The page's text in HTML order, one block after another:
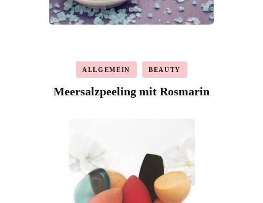
ALLGEMEIN BEAUTY
Meersalzpeeling mit Rosmarin